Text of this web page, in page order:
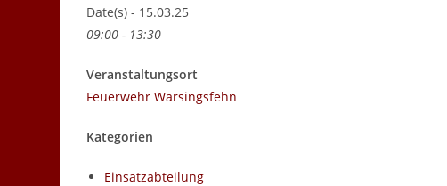
Date(s) - 15.03.25
09:00 - 13:30
Veranstaltungsort
Feuerwehr Warsingsfehn
Kategorien
Einsatzabteilung